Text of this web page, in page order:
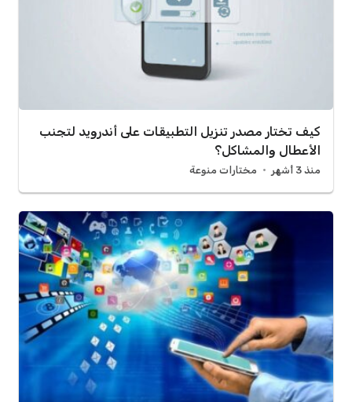
كيف تختار مصدر تنزيل التطبيقات على أندرويد لتجنب
الأعطال والمشاكل؟
منذ 3 أشهر مختارات منوعة